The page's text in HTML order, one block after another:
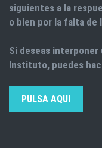
siguientes a la
o bien por la falta de
Si deseas interponer
Instituto, puedes
PULSA AQUI